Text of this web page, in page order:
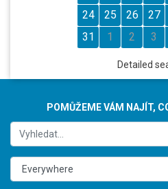
24
25 26 27
31
1 2 3
Detailed
POMŮŽEME VÁM NAJÍT,